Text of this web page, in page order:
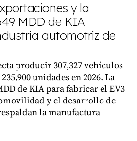
y la
MDD de KIA
automotriz de
producir 307,327 vehículos
unidades en 2026. La
de KIA para fabricar el EV3
y el desarrollo de
la manufactura